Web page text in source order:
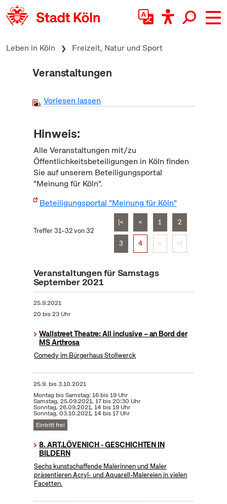
zum Inhalt springen
Leben in Köln Freizeit, Natur und Sport
Veranstaltungen
Vorlesen lassen
Hinweis:
Alle Veranstaltungen mit/zu
Öffentlichkeitsbeteiligungen in Köln finden
Sie auf unserem Beteiligungsportal
"Meinung für Köln".
Beteiligungsportal "Meinung für Köln"
Treffer 31–32 von 32
|< < 1 2
3 4 > >|
Veranstaltungen für Samstags
September 2021
25.9.2021
20 bis 23 Uhr
Wallstreet Theatre: All inclusive – an Bord der
MS Arthrosa
Comedy im Bürgerhaus Stollwerck
25.9. bis3.10.2021
Montag bis Samstag: 16 bis 19 Uhr
Samstag, 25.09.2021, 17 bis 20:30 Uhr
Sonntag, 26.09.2021, 14 bis 19 Uhr
Sonntag, 03.10.2021, 14 bis 17 Uhr
Eintritt frei
8. ART.LÖVENICH - GESCHICHTEN IN
BILDERN
Sechs kunstschaffende Malerinnen und Maler
präsentieren Acryl- und Aquarell-Malereien in vielen
Facetten.